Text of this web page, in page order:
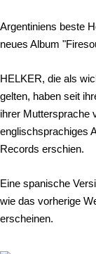
Argentiniens beste
neues Album
HELKER, die als
gelten, haben seit
ihrer Muttersprache
englischsprachiges
Records erschien.
Eine spanische
wie das vorherige
erscheinen.